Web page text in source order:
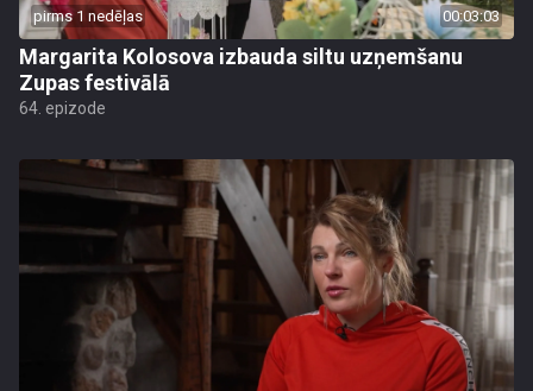
pirms 1 nedēļas 00:03:03
Margarita Kolosova izbauda siltu uzņemšanu
Zupas festivālā
64. epizode